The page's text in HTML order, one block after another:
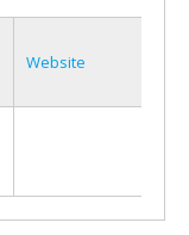
Website